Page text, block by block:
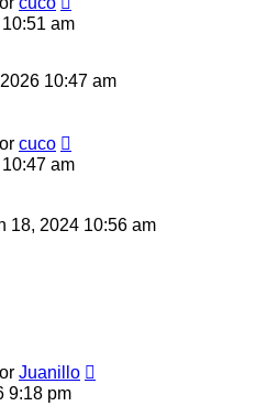
am
10:47 am
cuco
am
18, 2024 10:56 am
Juanillo
9:18 pm